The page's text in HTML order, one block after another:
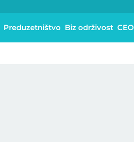
Preduzetništvo Biz održivost CEO